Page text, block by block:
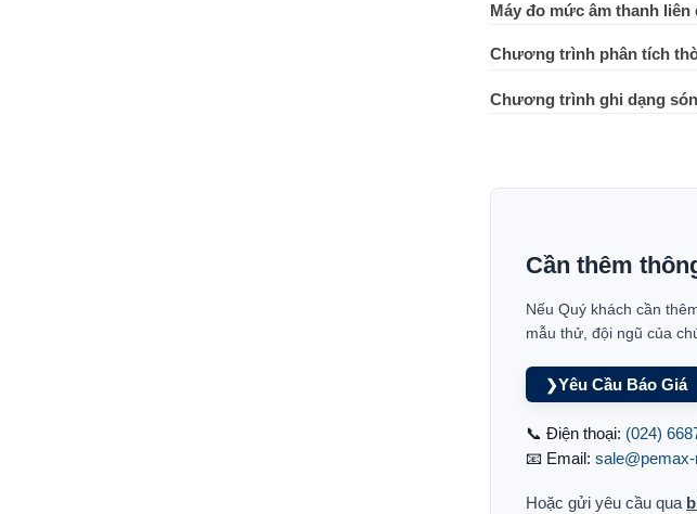
Máy đo mức âm thanh liên
Chương trình phân tích
Chương trình ghi dạng
Cần thêm
Nếu Quý khách cần
mẫu thử, đội ngũ của
❯Yêu Cầu Báo Giá
📞 Điện thoại: (024)
📧 Email:
Hoặc gửi yêu cầu qua